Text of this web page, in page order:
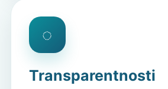
◌
Transparentnosti